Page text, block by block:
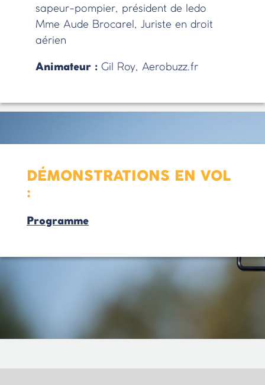
sapeur-pompier, président de Iedo
Mme Aude Brocarel, Juriste en droit
aérien
Animateur : Gil Roy, Aerobuzz.fr
DÉMONSTRATIONS EN VOL
:
Programme